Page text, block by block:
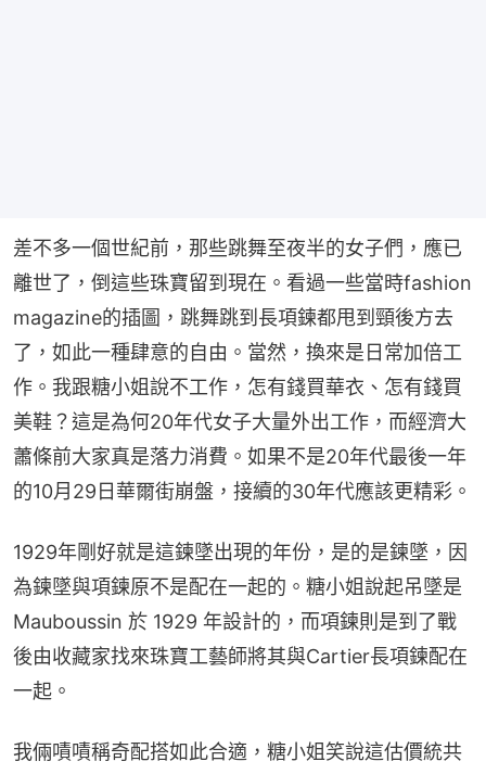
差不多一個世紀前，那些跳舞至夜半的女子們，應已
離世了，倒這些珠寶留到現在。看過一些當時fashion
magazine的插圖，跳舞跳到長項鍊都甩到頸後方去
了，如此一種肆意的自由。當然，換來是日常加倍工
作。我跟糖小姐說不工作，怎有錢買華衣、怎有錢買
美鞋？這是為何20年代女子大量外出工作，而經濟大
蕭條前大家真是落力消費。如果不是20年代最後一年
的10月29日華爾街崩盤，接續的30年代應該更精彩。
1929年剛好就是這鍊墜出現的年份，是的是鍊墜，因
為鍊墜與項鍊原不是配在一起的。糖小姐說起吊墜是
Mauboussin 於 1929 年設計的，而項鍊則是到了戰
後由收藏家找來珠寶工藝師將其與Cartier長項鍊配在
一起。
我倆嘖嘖稱奇配搭如此合適，糖小姐笑說這估價統共